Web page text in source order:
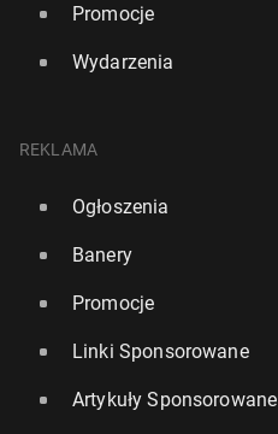
Promocje
Wydarzenia
REKLAMA
Ogłoszenia
Banery
Promocje
Linki Sponsorowane
Artykuły Sponsorowane